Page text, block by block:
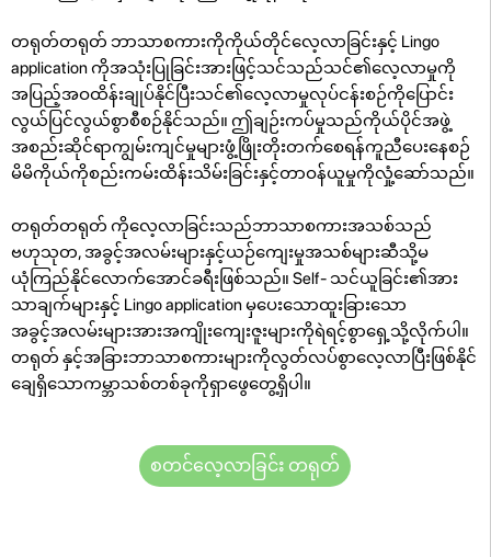
တရုတ်တရုတ် ဘာသာစကားကိုကိုယ်တိုင်လေ့လာခြင်းနှင့် Lingo
application ကိုအသုံးပြုခြင်းအားဖြင့်သင်သည်သင်၏လေ့လာမှုကို
အပြည့်အဝထိန်းချုပ်နိုင်ပြီးသင်၏လေ့လာမှုလုပ်ငန်းစဉ်ကိုပြောင်း
လွယ်ပြင်လွယ်စွာစီစဉ်နိုင်သည်။ ဤချဉ်းကပ်မှုသည်ကိုယ်ပိုင်အဖွဲ့
အစည်းဆိုင်ရာကျွမ်းကျင်မှုများဖွံ့ဖြိုးတိုးတက်စေရန်ကူညီပေးနေစဉ်
မိမိကိုယ်ကိုစည်းကမ်းထိန်းသိမ်းခြင်းနှင့်တာဝန်ယူမှုကိုလှုံ့ဆော်သည်။
တရုတ်တရုတ် ကိုလေ့လာခြင်းသည်ဘာသာစကားအသစ်သည်
ဗဟုသုတ, အခွင့်အလမ်းများနှင့်ယဉ်ကျေးမှုအသစ်များဆီသို့မ
ယုံကြည်နိုင်လောက်အောင်ခရီးဖြစ်သည်။ Self- သင်ယူခြင်း၏အား
သာချက်များနှင့် Lingo application မှပေးသောထူးခြားသော
အခွင့်အလမ်းများအားအကျိုးကျေးဇူးများကိုရဲရင့်စွာရှေ့သို့လိုက်ပါ။
တရုတ် နှင့်အခြားဘာသာစကားများကိုလွတ်လပ်စွာလေ့လာပြီးဖြစ်နိုင်
ချေရှိသောကမ္ဘာသစ်တစ်ခုကိုရှာဖွေတွေ့ရှိပါ။
စတင်လေ့လာခြင်း တရုတ်